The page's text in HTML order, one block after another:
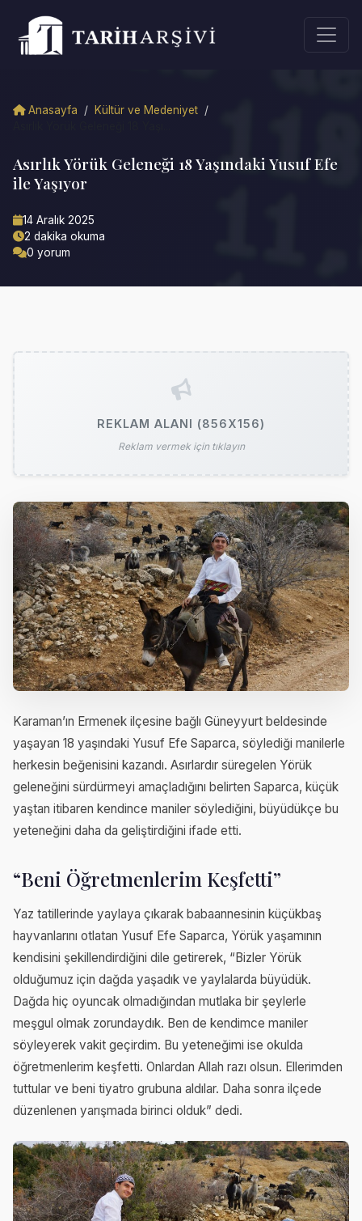
Anasayfa / Kültür ve Medeniyet /
Asırlık Yörük Geleneği 18 Yaşındaki Yusuf Efe
ile Yaşıyor
14 Aralık 2025
2 dakika okuma
0 yorum
REKLAM ALANI (856X156)
Reklam vermek için tıklayın
Karaman’ın Ermenek ilçesine bağlı Güneyyurt beldesinde
yaşayan 18 yaşındaki Yusuf Efe Saparca, söylediği manilerle
herkesin beğenisini kazandı. Asırlardır süregelen Yörük
geleneğini sürdürmeyi amaçladığını belirten Saparca, küçük
yaştan itibaren kendince maniler söylediğini, büyüdükçe bu
yeteneğini daha da geliştirdiğini ifade etti.
“Beni Öğretmenlerim Keşfetti”
Yaz tatillerinde yaylaya çıkarak babaannesinin küçükbaş
hayvanlarını otlatan Yusuf Efe Saparca, Yörük yaşamının
kendisini şekillendirdiğini dile getirerek, “Bizler Yörük
olduğumuz için dağda yaşadık ve yaylalarda büyüdük.
Dağda hiç oyuncak olmadığından mutlaka bir şeylerle
meşgul olmak zorundaydık. Ben de kendimce maniler
söyleyerek vakit geçirdim. Bu yeteneğimi ise okulda
öğretmenlerim keşfetti. Onlardan Allah razı olsun. Ellerimden
tuttular ve beni tiyatro grubuna aldılar. Daha sonra ilçede
düzenlenen yarışmada birinci olduk” dedi.